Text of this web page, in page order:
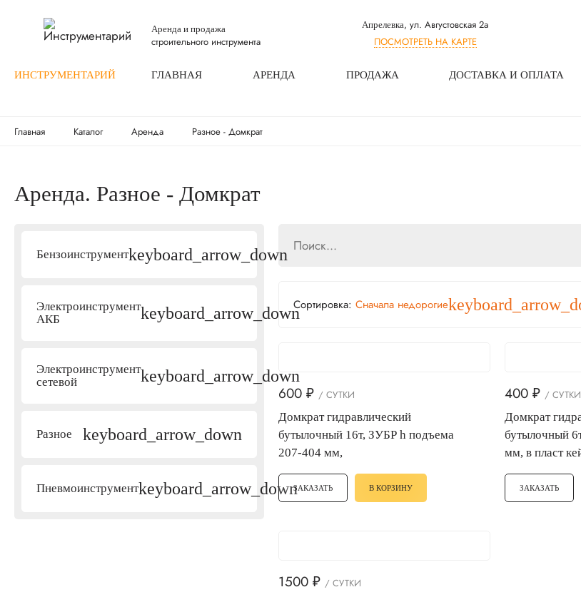
ИНСТРУМЕНТАРИЙ
Аренда и продажа
строительного инструмента
Апрелевка, ул. Августовская 2а
ПОСМОТРЕТЬ НА КАРТЕ
ГЛАВНАЯ АРЕНДА ПРОДАЖА ДОСТАВКА И ОПЛАТА
Главная Каталог Аренда Разное - Домкрат
Аренда. Разное - Домкрат
Бензоинструментkeyboard_arrow_down
Электроинструмент
АКБ
keyboard_arrow_down
Электроинструмент
сетевой
keyboard_arrow_down
Разное keyboard_arrow_down
Пневмоинструментkeyboard_arrow_down
Сортировка: Сначала недорогие
600 ₽ / СУТКИ
Домкрат гидравлический
бутылочный 16т, ЗУБР h подъема
207-404 мм,
ЗАКАЗАТЬ В КОРЗИНУ
400₽ / СУТКИ
Домкрат
бутылочный
мм, в пласт
ЗАКАЗАТЬ
1500 ₽ / СУТКИ